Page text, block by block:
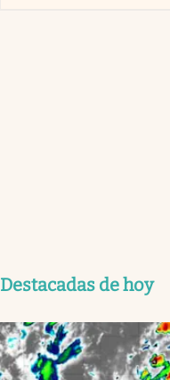
Destacadas de hoy